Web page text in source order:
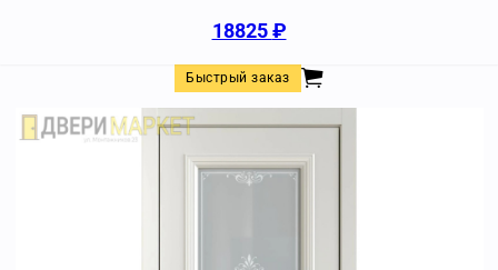
18825₽
Быстрый заказ